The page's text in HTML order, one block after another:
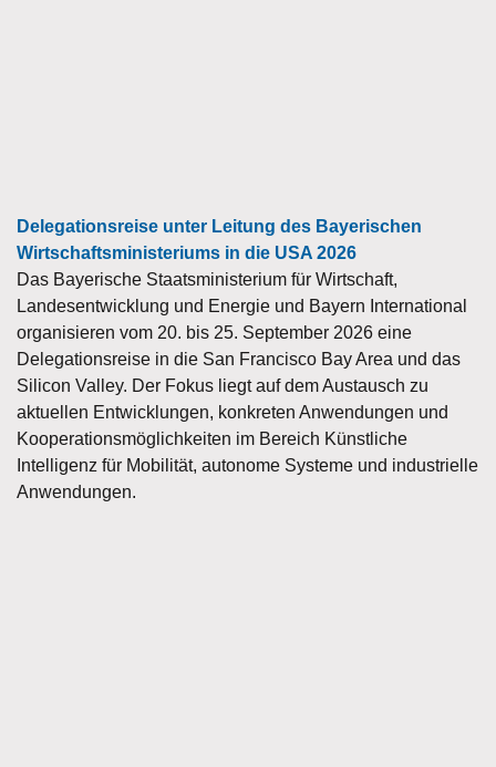
Delegationsreise unter Leitung des Bayerischen
Wirtschaftsministeriums in die USA 2026
Das Bayerische Staatsministerium für Wirtschaft,
Landesentwicklung und Energie und Bayern International
organisieren vom 20. bis 25. September 2026 eine
Delegationsreise in die San Francisco Bay Area und das
Silicon Valley. Der Fokus liegt auf dem Austausch zu
aktuellen Entwicklungen, konkreten Anwendungen und
Kooperationsmöglichkeiten im Bereich Künstliche
Intelligenz für Mobilität, autonome Systeme und industrielle
Anwendungen.